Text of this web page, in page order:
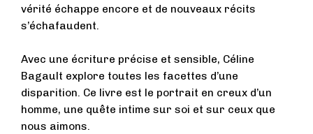
vérité échappe encore et de nouveaux récits
s’échafaudent.
Avec une écriture précise et sensible, Céline
Bagault explore toutes les facettes d’une
disparition. Ce livre est le portrait en creux d’un
homme, une quête intime sur soi et sur ceux que
nous aimons.